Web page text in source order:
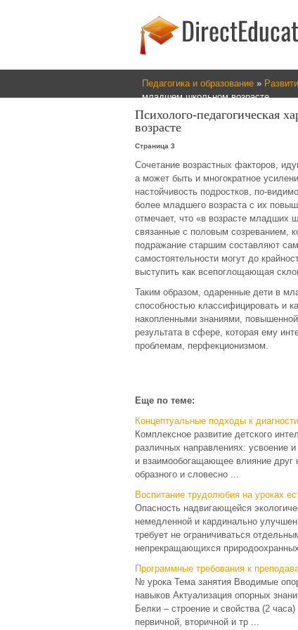
Педагогика и образование »
младшем школьном возрасте
Психолого-педагогическая
возрасте
Страница 3
Сочетание возрастных факторов,
а может быть и многократное
настойчивость подростков, по-
более младшего возраста с их
отмечает, что «в возрасте младших
связанные с половым созреванием,
подражание старшим составляют
самостоятельности могут до
выступить как всепоглощающая
Таким образом, одаренные дети в
способностью классифицировать и
накопленными знаниями,
результата в сфере, которая ему
проблемам, перфекционизмом.
Еще по теме:
Концептуальные подходы к
Комплексное развитие детского
различных направлениях: усвоение
и взаимообогащающее влияние друг
образного и словесно ...
Воспитание трудолюбия на уроках
Опасность надвигающейся
немедленной и кардинально
требует не ограничиваться
непрекращающихся
Программные требования к
№ урока Тема занятия Вводимые
навыков Актуализация опорных
Белки – строение и свойства (2
первичной, вторичной и тр ...